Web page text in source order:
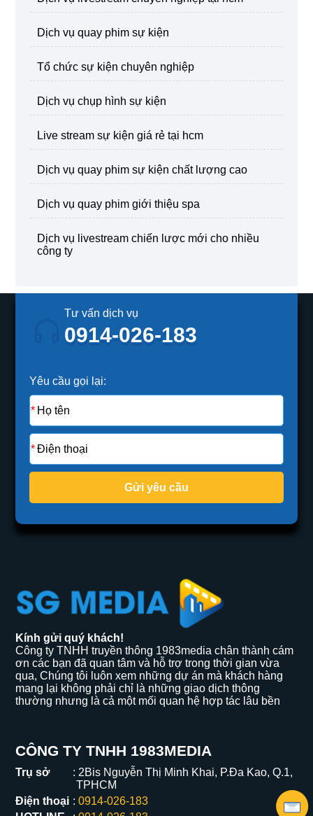
dịch vụ quay phim sự kiện
tổ chức sự kiện chuyên nghiệp
dịch vụ chụp hình sự kiện
live stream sự kiện giá rẻ tại hcm
dịch vụ quay phim sự kiện chất lượng cao
dịch vụ quay phim giới thiệu spa
dịch vụ livestream chiến lược mới cho nhiều
công ty
Tư vấn dịch vụ
0914-026-183
Yêu cầu gọi lại:
Gửi yêu cầu
Kính gửi quý khách!
Công ty TNHH truyền thông 1983media chân thành cám
ơn các bạn đã quan tâm và hỗ trợ trong thời gian vừa
qua, Chúng tôi luôn xem những dự án mà khách hàng
mang lại không phải chỉ là những giao dịch thông
thường nhưng là cả một mối quan hệ hợp tác lâu bền
CÔNG TY TNHH 1983MEDIA
Trụ sở
2Bis Nguyễn Thị Minh Khai, P.Đa Kao, Q.1,
TPHCM
Điện thoại
0914-026-183